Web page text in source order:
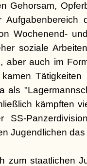
Gehorsam,
Wochenend-
soziale
aber auch im
als
kämpften
Jugendlichen
zum staatlichen